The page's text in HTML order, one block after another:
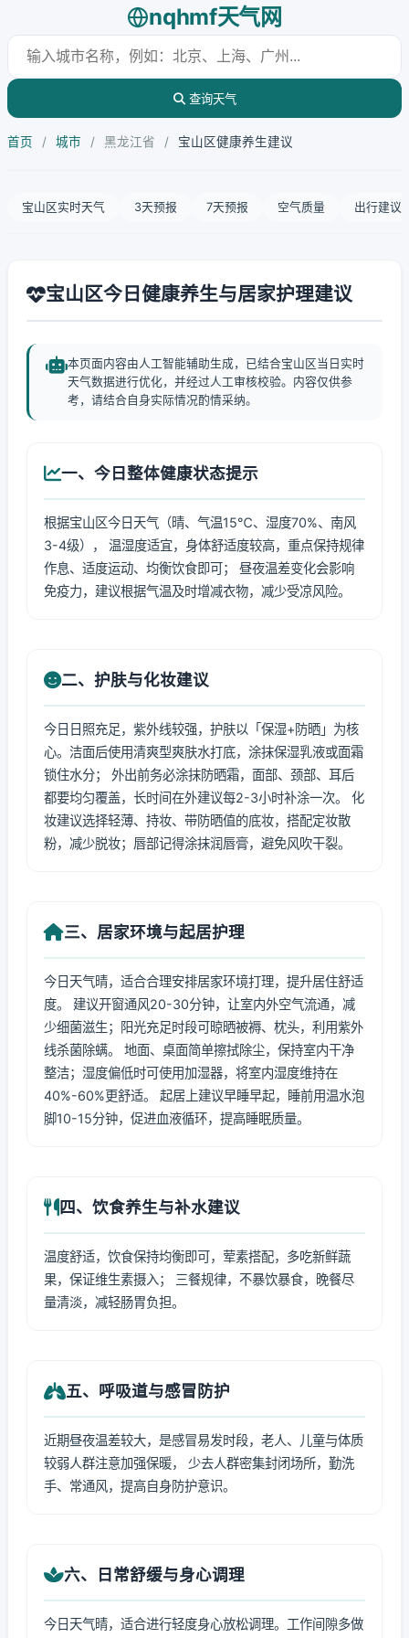
nqhmf天气网
查询天气
首页 / 城市 / 黑龙江省 / 宝山区健康养生建议
宝山区实时天气 3天预报 7天预报 空气质量 出行建议
宝山区今日健康养生与居家护理建议
本页面内容由人工智能辅助生成，已结合宝山区当日实时
天气数据进行优化，并经过人工审核校验。内容仅供参
考，请结合自身实际情况酌情采纳。
一、今日整体健康状态提示
根据宝山区今日天气（晴、气温15℃、湿度70%、南风
3-4级）， 温湿度适宜，身体舒适度较高，重点保持规律
作息、适度运动、均衡饮食即可； 昼夜温差变化会影响
免疫力，建议根据气温及时增减衣物，减少受凉风险。
二、护肤与化妆建议
今日日照充足，紫外线较强，护肤以「保湿+防晒」为核
心。洁面后使用清爽型爽肤水打底，涂抹保湿乳液或面霜
锁住水分； 外出前务必涂抹防晒霜，面部、颈部、耳后
都要均匀覆盖，长时间在外建议每2-3小时补涂一次。 化
妆建议选择轻薄、持妆、带防晒值的底妆，搭配定妆散
粉，减少脱妆；唇部记得涂抹润唇膏，避免风吹干裂。
三、居家环境与起居护理
今日天气晴，适合合理安排居家环境打理，提升居住舒适
度。 建议开窗通风20-30分钟，让室内外空气流通，减
少细菌滋生；阳光充足时段可晾晒被褥、枕头，利用紫外
线杀菌除螨。 地面、桌面简单擦拭除尘，保持室内干净
整洁；湿度偏低时可使用加湿器，将室内湿度维持在
40%-60%更舒适。 起居上建议早睡早起，睡前用温水泡
脚10-15分钟，促进血液循环，提高睡眠质量。
四、饮食养生与补水建议
温度舒适，饮食保持均衡即可，荤素搭配，多吃新鲜蔬
果，保证维生素摄入； 三餐规律，不暴饮暴食，晚餐尽
量清淡，减轻肠胃负担。
五、呼吸道与感冒防护
近期昼夜温差较大，是感冒易发时段，老人、儿童与体质
较弱人群注意加强保暖， 少去人群密集封闭场所，勤洗
手、常通风，提高自身防护意识。
六、日常舒缓与身心调理
今日天气晴，适合进行轻度身心放松调理。工作间隙多做